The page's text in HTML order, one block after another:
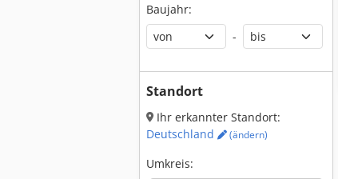
Baujahr:
-
Standort
Ihr erkannter Standort:
Deutschland
(ändern)
Umkreis: